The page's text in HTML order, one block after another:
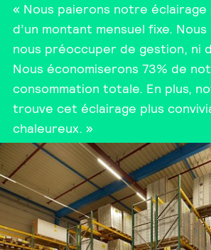
« Nous paierons notre éclairage
d’un montant mensuel fixe. Nous
nous préoccuper de gestion, ni
Nous économiserons 73% de
consommation totale. En plus,
trouve cet éclairage plus
chaleureux. »